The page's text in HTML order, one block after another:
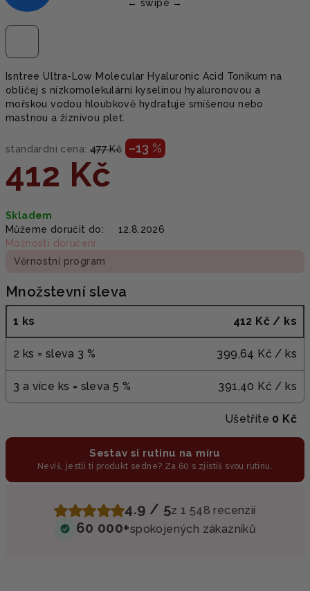
Isntree Ultra-Low Molecular Hyaluronic Acid Tonikum na
obličej s nízkomolekulární kyselinou hyaluronovou a
mořskou vodou hloubkově hydratuje smíšenou nebo
mastnou a žíznivou pleť.
standardní cena: 477 Kč –13 %
412 Kč
cena:
Skladem
Můžeme doručit do:
12.8.2026
Možnosti doručení
Věrnostní program
Množstevní sleva
1 ks 412 Kč / ks
2 ks = sleva 3 % 399,64 Kč / ks
3 a více ks = sleva 5 % 391,40 Kč / ks
Ušetříte 0 Kč
Sestav si rutinu na míru
Nevíš, jestli ti produkt sedne? Za 60 s zjistíš svou rutinu.
4.9 / 5z 1 548 recenzií
60 000+spokojených zákazníků